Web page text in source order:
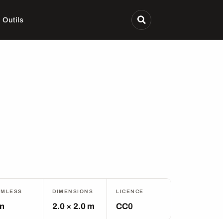
Outils
DIMENSIONS
2.0 × 2.0 m
LICENCE
CC0